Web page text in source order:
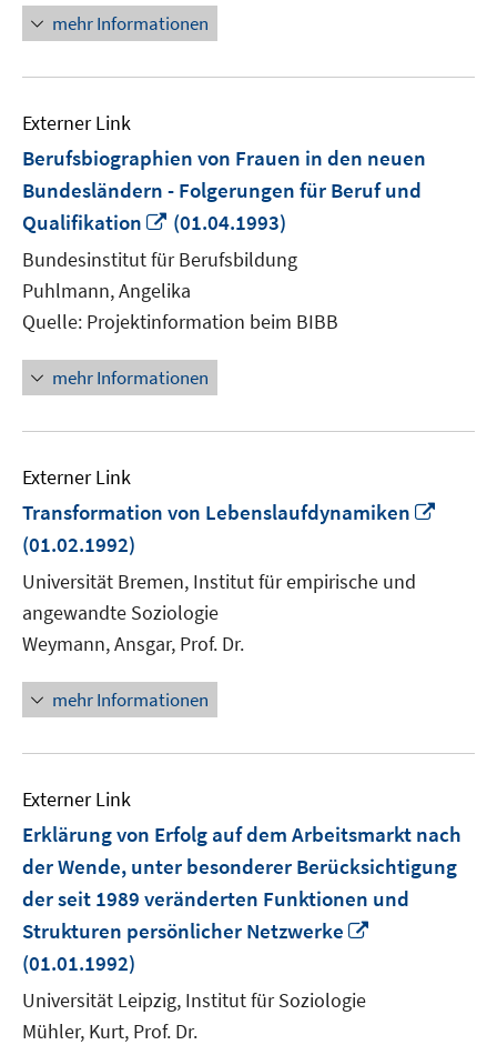
mehr Informationen
Externer Link
Berufsbiographien von Frauen in den neuen
Bundesländern - Folgerungen für Beruf und
Qualifikation
In
neuem
Fenster
öffnen
(01.04.1993)
Bundesinstitut für Berufsbildung
Puhlmann, Angelika
Quelle: Projektinformation beim BIBB
mehr Informationen
Externer Link
Transformation von Lebenslaufdynamiken
(01.02.1992)
Universität Bremen, Institut für empirische und
angewandte Soziologie
Weymann, Ansgar, Prof. Dr.
mehr Informationen
Externer Link
Erklärung von Erfolg auf dem Arbeitsmarkt nach
der Wende, unter besonderer Berücksichtigung
der seit 1989 veränderten Funktionen und
Strukturen persönlicher Netzwerke
(01.01.1992)
Universität Leipzig, Institut für Soziologie
Mühler, Kurt, Prof. Dr.